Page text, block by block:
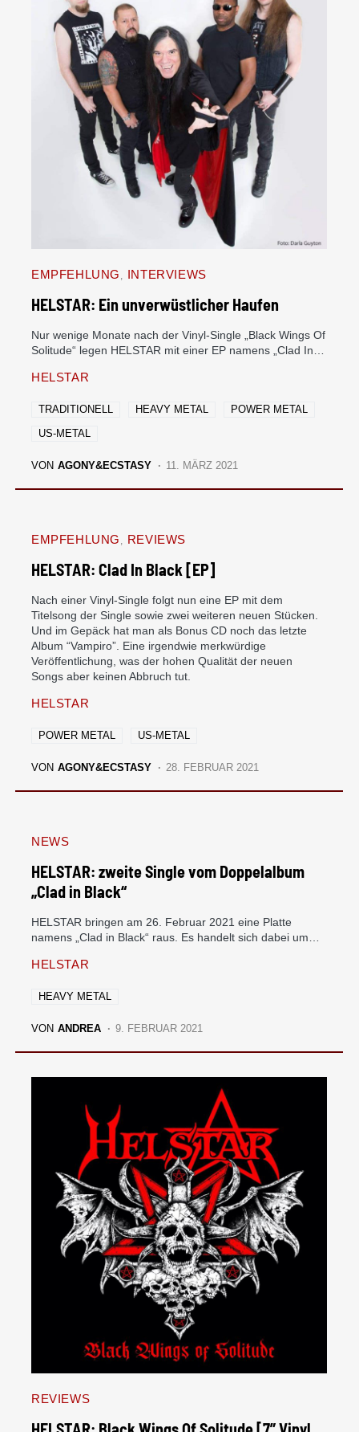
EMPFEHLUNG INTERVIEWS
HELSTAR: Ein unverwüstlicher Haufen
Nur wenige Monate nach der Vinyl-Single „Black Wings Of
Solitude“ legen HELSTAR mit einer EP namens „Clad In…
HELSTAR
TRADITIONELL HEAVY METAL
POWER METAL
US-METAL
VON AGONY&ECSTASY 11. MÄRZ 2021
EMPFEHLUNG REVIEWS
HELSTAR: Clad In Black [EP]
Nach einer Vinyl-Single folgt nun eine EP mit dem
Titelsong der Single sowie zwei weiteren neuen Stücken.
Und im Gepäck hat man als Bonus CD noch das letzte
Album “Vampiro”. Eine irgendwie merkwürdige
Veröffentlichung, was der hohen Qualität der neuen
Songs aber keinen Abbruch tut.
HELSTAR
POWER METAL US-METAL
VON AGONY&ECSTASY 28. FEBRUAR 2021
NEWS
HELSTAR: zweite Single vom Doppelalbum
„Clad in Black“
HELSTAR bringen am 26. Februar 2021 eine Platte
namens „Clad in Black“ raus. Es handelt sich dabei um…
HELSTAR
HEAVY METAL
VON ANDREA 9. FEBRUAR 2021
REVIEWS